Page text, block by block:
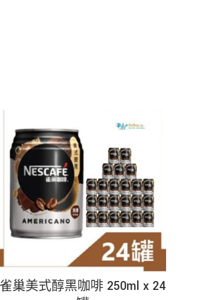
加入購物車
雀巢美式醇黑咖啡 250ml x 24